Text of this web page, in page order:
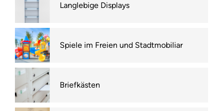
Langlebige Displays
Spiele im Freien und Stadtmobiliar
Briefkästen